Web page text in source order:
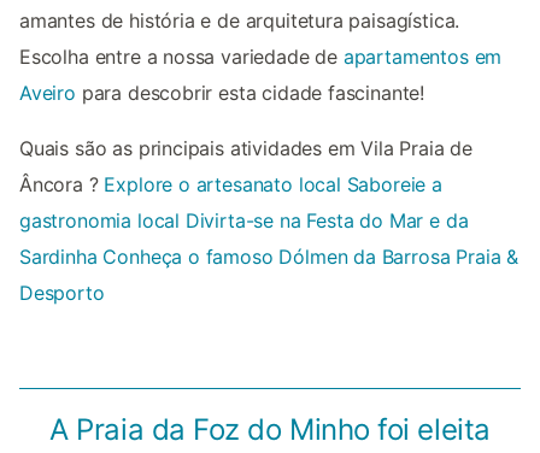
amantes de história e de arquitetura paisagística.
Escolha entre a nossa variedade de apartamentos em
Aveiro para descobrir esta cidade fascinante!
Quais são as principais atividades em Vila Praia de
Âncora ?Explore o artesanato local Saboreie a
gastronomia local Divirta-se na Festa do Mar e da
Sardinha Conheça o famoso Dólmen da Barrosa Praia &
Desporto
A Praia da Foz do Minho foi eleita